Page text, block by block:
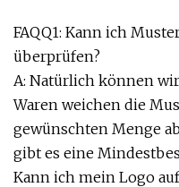
FAQQ1: Kann ich
überprüfen?
A: Natürlich können
Waren weichen die
gewünschten Menge
gibt es eine
Kann ich mein Logo